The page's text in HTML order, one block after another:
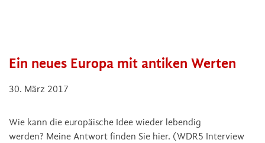
Ein neues Europa mit antiken Werten
30. März 2017
Wie kann die europäische Idee wieder lebendig
werden? Meine Antwort finden Sie hier. (WDR5 Interview